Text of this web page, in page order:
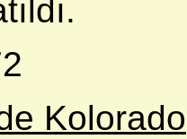
Kolorado